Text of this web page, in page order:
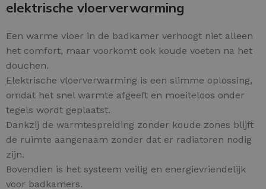
elektrische vloerverwarming
Een warme vloer in de badkamer verhoogt niet alleen
het comfort, maar voorkomt ook koude voeten na het
douchen.
Elektrische vloerverwarming is een slimme oplossing,
omdat het snel warmte afgeeft en moeiteloos onder
tegels wordt geplaatst.
Dankzij de warmtespreiding zonder koude zones blijft
de ruimte aangenaam zonder dat er radiatoren nodig
zijn.
Bovendien is het systeem veilig en energievriendelijk
voor badkamers.